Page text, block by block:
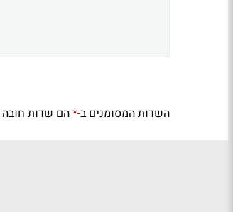
השדות המסומנים ב-*הם שדות חובה